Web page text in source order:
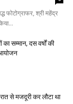
फोटोग्राफर, श्री महेंद्र
का सम्मान, दस वर्षों की
से मजदूरी कर लौटा था